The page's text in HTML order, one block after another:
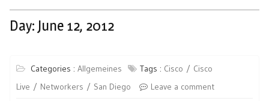
Day: June 12, 2012
Categories : Allgemeines Tags : Cisco
Cisco
Live
Networkers San Diego Leave a comment